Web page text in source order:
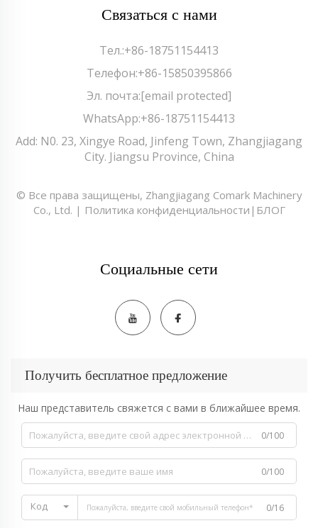
Связаться с нами
Тел.:+86-18751154413
Телефон:+86-15850395866
Эл. почта:[email protected]
WhatsApp:+86-18751154413
Add: N0. 23, Xingye Road, Jinfeng Town, Zhangjiagang
City. Jiangsu Province, China
© Все права защищены, Zhangjiagang Comark Machinery
Co., Ltd. | Политика конфиденциальности | БЛОГ
Социальные сети
Получить бесплатное предложение
Наш представитель свяжется с вами в ближайшее время.
0/100
0/100
Код 0/16